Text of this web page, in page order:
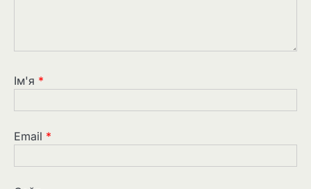
Ім'я *
Email *